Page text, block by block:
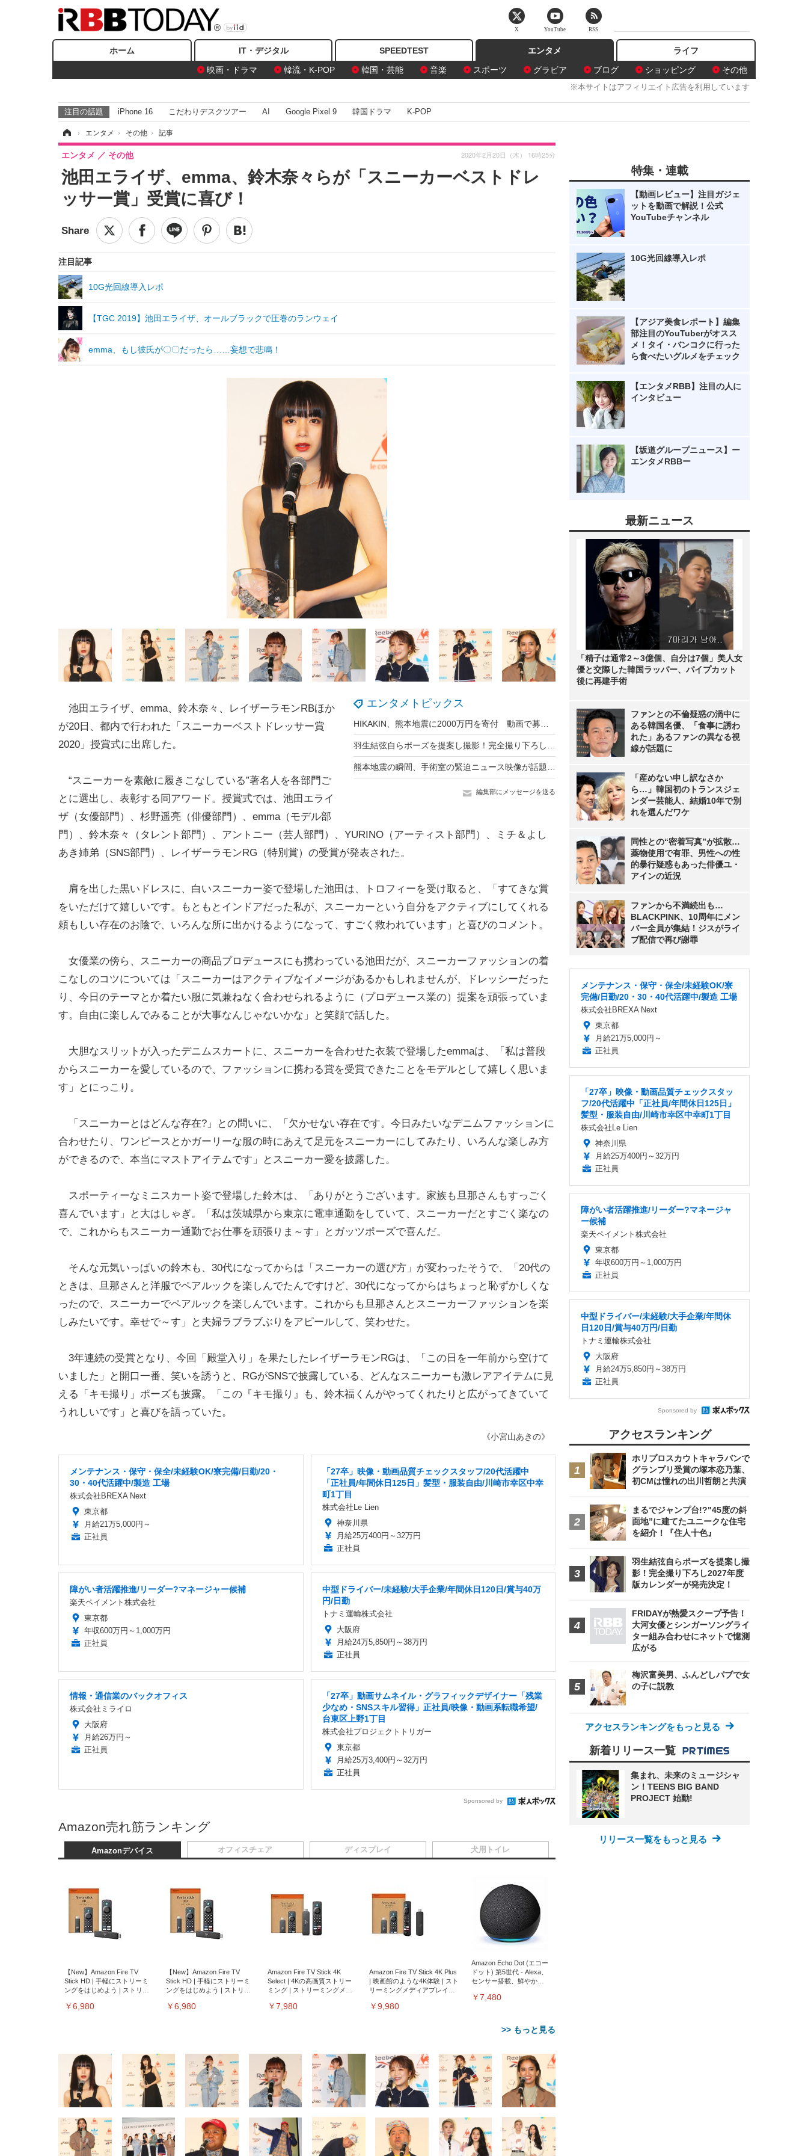
ホーム IT・デジタル SPEEDTEST
エンタメ
映画・ドラマ
韓流・K-POP 韓国・芸能 音楽 スポーツ グラビア ブログ ショッピング その他
ライフ
※本サイトはアフィリエイト広告を利用しています
注目の話題 iPhone 16 こだわりデスクツアー AI Google Pixel 9 韓国ドラマ K-POP
› エンタメ › その他 › 記事
池田エライザ、emma、鈴木奈々らが「スニーカーベストドレ
ッサー賞」受賞に喜び！
エンタメ その他 2020年2月20日（木） 16時25分
注目記事
10G光回線導入レポ
【TGC 2019】池田エライザ、オールブラックで圧巻のランウェイ
emma、もし彼氏が〇〇だったら……妄想で悲鳴！
エンタメトピックス
編集部にメッセージを送る
池田エライザ、emma、鈴木奈々、レイザーラモンRBほか
が20日、都内で行われた「スニーカーベストドレッサー賞
2020」授賞式に出席した。
“スニーカーを素敵に履きこなしている”著名人を各部門ご
とに選出し、表彰する同アワード。授賞式では、池田エライ
ザ（女優部門）、杉野遥亮（俳優部門）、emma（モデル部
門）、鈴木奈々（タレント部門）、アントニー（芸人部門）、YURINO（アーティスト部門）、ミチ＆よし
あき姉弟（SNS部門）、レイザーラモンRG（特別賞）の受賞が発表された。
肩を出した黒いドレスに、白いスニーカー姿で登場した池田は、トロフィーを受け取ると、「すてきな賞
をいただけて嬉しいです。もともとインドアだった私が、スニーカーという自分をアクティブにしてくれる
頼もしい存在のお陰で、いろんな所に出かけるようになって、すごく救われています」と喜びのコメント。
女優業の傍ら、スニーカーの商品プロデュースにも携わっている池田だが、スニーカーファッションの着
こなしのコツについては「スニーカーはアクティブなイメージがあるかもしれませんが、ドレッシーだった
り、今日のテーマとか着たい服に気兼ねなく合わせられるように（プロデュース業の）提案を頑張っていま
す。自由に楽しんでみることが大事なんじゃないかな」と笑顔で話した。
大胆なスリットが入ったデニムスカートに、スニーカーを合わせた衣装で登場したemmaは、「私は普段
からスニーカーを愛しているので、ファッションに携わる賞を受賞できたことをモデルとして嬉しく思いま
す」とにっこり。
「スニーカーとはどんな存在?」との問いに、「欠かせない存在です。今日みたいなデニムファッションに
合わせたり、ワンピースとかガーリーな服の時にあえて足元をスニーカーにしてみたり、いろんな楽しみ方
ができるので、本当にマストアイテムです」とスニーカー愛を披露した。
スポーティーなミニスカート姿で登場した鈴木は、「ありがとうございます。家族も旦那さんもすっごく
喜んでいます」と大はしゃぎ。「私は茨城県から東京に電車通勤をしていて、スニーカーだとすごく楽なの
で、これからもスニーカー通勤でお仕事を頑張りま～す」とガッツポーズで喜んだ。
そんな元気いっぱいの鈴木も、30代になってからは「スニーカーの選び方」が変わったそうで、「20代の
ときは、旦那さんと洋服でペアルックを楽しんでたんですけど、30代になってからはちょっと恥ずかしくな
ったので、スニーカーでペアルックを楽しんでいます。これからも旦那さんとスニーカーファッションを楽
しみたいです。幸せで～す」と夫婦ラブラブぶりをアピールして、笑わせた。
3年連続の受賞となり、今回「殿堂入り」を果たしたレイザーラモンRGは、「この日を一年前から空けて
いました」と開口一番、笑いを誘うと、RGがSNSで披露している、どんなスニーカーも激レアアイテムに見
える「キモ撮り」ポーズも披露。「この『キモ撮り』も、鈴木福くんがやってくれたりと広がってきていて
うれしいです」と喜びを語っていた。
《小宮山あきの》
メンテナンス・保守・保全/未経験OK/寮完備/日勤/20・
30・40代活躍中/製造 工場
株式会社BREXA Next
東京都
月給21万5,000円～
正社員
「27卒」映像・動画品質チェックスタッフ/20代活躍中
「正社員/年間休日125日」髪型・服装自由/川崎市幸区中幸
町1丁目
株式会社Le Lien
神奈川県
月給25万400円～32万円
正社員
障がい者活躍推進/リーダー?マネージャー候補
楽天ペイメント株式会社
東京都
年収600万円～1,000万円
正社員
中型ドライバー/未経験/大手企業/年間休日120日/賞与40万
円/日勤
トナミ運輸株式会社
大阪府
月給24万5,850円～38万円
正社員
情報・通信業のバックオフィス
株式会社ミライロ
大阪府
月給26万円～
正社員
「27卒」動画サムネイル・グラフィックデザイナー「残業
少なめ・SNSスキル習得」正社員/映像・動画系転職希望/
台東区上野1丁目
株式会社プロジェクトトリガー
東京都
月給25万3,400円～32万円
正社員
Sponsored by
Amazon売れ筋ランキング
Amazonデバイス
【New】Amazon Fire TV
Stick HD | 手軽にストリーミ
ングをはじめよう | ストリー
￥6,980
【New】Amazon Fire TV
Stick HD | 手軽にストリーミ
ングをはじめよう | ストリー
￥6,980
Amazon Fire TV Stick 4K
Select | 4Kの高画質ストリー
ミング | ストリーミングメデ
￥7,980
Amazon Fire TV Stick 4K Plus
| 映画館のような4K体験 | スト
リーミングメディアプレイヤ
￥9,980
Amazon Echo Dot (エコー
ドット) 第5世代 - Alexa、
センサー搭載、鮮やかな
￥7,480
>> もっと見る
オフィスチェア
[EdoErgo] オフィスチェア 椅
SIHOO B100 オフィスチェア
Sezlife オフィスチェア デスク
Sezlife オフィスチェア デスク
ANDWINT オフィスチェ
ア デスクチェア 肘なし メ
ディスプレイ
EIZO ビジネス向けプレミア
ムモニター | FlexScan
EIZO ビジネス向けプレミア
ムモニター | FlexScan
【純正品】27"ゲーミングモ
ニター DualSense 充電フッ
【整備済み品】Dell
E2724HS 27インチ 液晶モ
【MiniLED/24.5inch/280Hz/FHD】
GRAPHT THE SHOOTER
犬用トイレ
Amazonベーシック ペットシ
Amazonベーシック ペットシ
ネオ・ルーライフ ネオ・オム
Smart Basic(スマートベーシ
アイリスオーヤマ ペット
シーツ 超厚型 お徳用 レギ
特集・連載
【動画レビュー】注目ガジェ
ットを動画で解説！公式
YouTubeチャンネル
10G光回線導入レポ
【アジア美食レポート】編集
部注目のYouTuberがオスス
メ！タイ・バンコクに行った
ら食べたいグルメをチェック
【エンタメRBB】注目の人に
インタビュー
【坂道グループニュース】ー
エンタメRBBー
最新ニュース
「精子は通常2～3億個、自分は7個」美人女
優と交際した韓国ラッパー、パイプカット
後に再建手術
ファンとの不倫疑惑の渦中に
ある韓国名優、「食事に誘わ
れた」あるファンの異なる視
線が話題に
「産めない申し訳なさか
ら…」韓国初のトランスジェ
ンダー芸能人、結婚10年で別
れを選んだワケ
同性との“密着写真”が拡散…
薬物使用で有罪、男性への性
的暴行疑惑もあった俳優ユ・
アインの近況
ファンから不満続出も…
BLACKPINK、10周年にメン
バー全員が集結！ジスがライ
ブ配信で再び謝罪
メンテナンス・保守・保全/未経験OK/寮
完備/日勤/20・30・40代活躍中/製造 工場
株式会社BREXA Next
東京都
月給21万5,000円～
正社員
「27卒」映像・動画品質チェックスタッ
フ/20代活躍中「正社員/年間休日125日」
髪型・服装自由/川崎市幸区中幸町1丁目
株式会社Le Lien
神奈川県
月給25万400円～32万円
正社員
障がい者活躍推進/リーダー?マネージャ
ー候補
楽天ペイメント株式会社
東京都
年収600万円～1,000万円
正社員
中型ドライバー/未経験/大手企業/年間休
日120日/賞与40万円/日勤
トナミ運輸株式会社
大阪府
月給24万5,850円～38万円
正社員
Sponsored by
アクセスランキング
ホリプロスカウトキャラバンで
グランプリ受賞の塚本恋乃葉、
初CMは憧れの出川哲朗と共演
まるでジャンプ台!?"45度の斜
面地”に建てたユニークな住宅
を紹介！『住人十色』
羽生結弦自らポーズを提案し撮
影！完全撮り下ろし2027年度
版カレンダーが発売決定！
FRIDAYが熱愛スクープ予告！
大河女優とシンガーソングライ
ター組み合わせにネットで憶測
広がる
梅沢富美男、ふんどしパブで女
の子に説教
アクセスランキングをもっと見る
新着リリース一覧
集まれ、未来のミュージシャ
ン！TEENS BIG BAND
PROJECT 始動!
リリース一覧をもっと見る
X YouTube RSS